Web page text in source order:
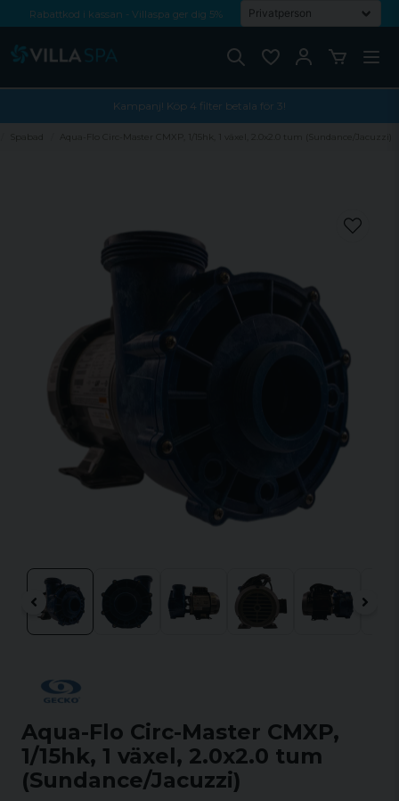
Rabattkod i kassan - Villaspa ger dig 5%
Kampanj! Köp 4 filter betala för 3!
Spabad Aqua-Flo Circ-Master CMXP, 1/15hk, 1 växel, 2.0x2.0 tum (Sundance/Jacuzzi)
Aqua-Flo Circ-Master CMXP,
1/15hk, 1 växel, 2.0x2.0 tum
(Sundance/Jacuzzi)